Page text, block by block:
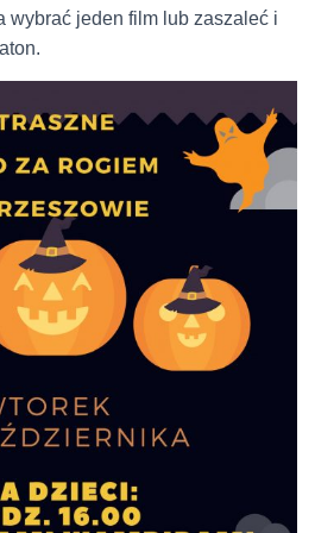
wybrać jeden film lub zaszaleć i